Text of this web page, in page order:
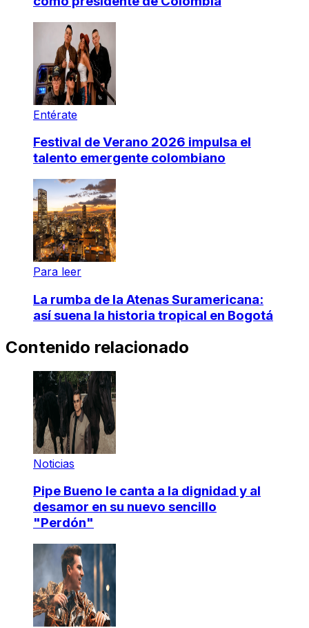
Entérate
Festival de Verano 2026 impulsa el
talento emergente colombiano
Para leer
La rumba de la Atenas Suramericana:
así suena la historia tropical en Bogotá
Contenido relacionado
Noticias
Pipe Bueno le canta a la dignidad y al
desamor en su nuevo sencillo
"Perdón"